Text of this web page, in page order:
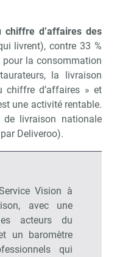
chiffre d’affaires des
livrent), contre 33 %
pour la consommation
la livraison
chiffre d’affaires » et
une activité rentable.
livraison nationale
Deliveroo).
Vision à
avec une
acteurs du
un baromètre
qui